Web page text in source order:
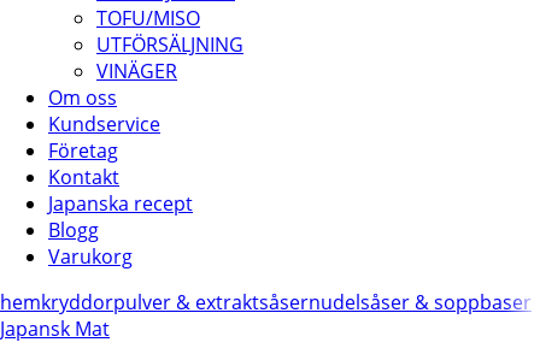
TOFU/MISO
UTFÖRSÄLJNING
VINÄGER
Om oss
Kundservice
Företag
Kontakt
Japanska recept
Blogg
Varukorg
hemkryddorpulver & extraktsåsernudelsåser & soppbaser
Japansk Mat